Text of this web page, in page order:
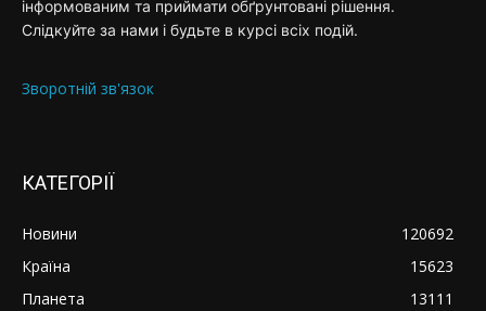
інформованим та приймати обґрунтовані рішення.
Слідкуйте за нами і будьте в курсі всіх подій.
Зворотній зв'язок
КАТЕГОРІЇ
Новини
120692
Країна
15623
Планета
13111